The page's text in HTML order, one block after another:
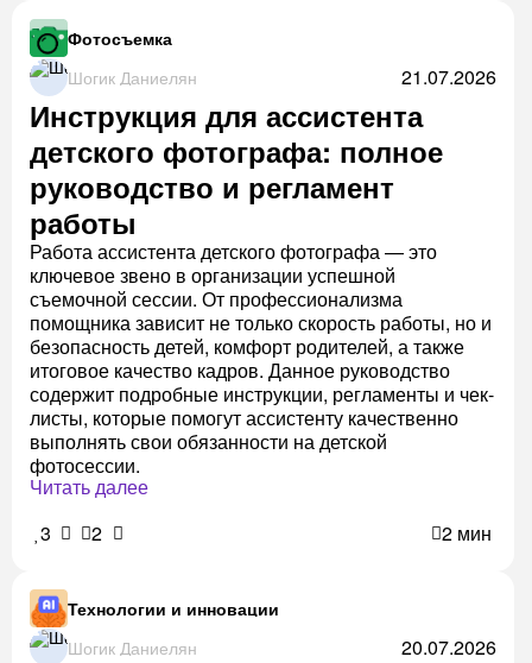
Фотосъемка
Шогик Даниелян
21.07.2026
Инструкция для ассистента
детского фотографа: полное
руководство и регламент
работы
Работа ассистента детского фотографа — это
ключевое звено в организации успешной
съемочной сессии. От профессионализма
помощника зависит не только скорость работы, но и
безопасность детей, комфорт родителей, а также
итоговое качество кадров. Данное руководство
содержит подробные инструкции, регламенты и чек-
листы, которые помогут ассистенту качественно
выполнять свои обязанности на детской
фотосессии.
Читать далее
3
2 2 мин
Технологии и инновации
Шогик Даниелян
20.07.2026